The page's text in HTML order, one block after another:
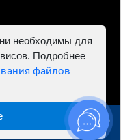
781302555843,
- Автосервис "Евро
необходимы для
Подробнее
файлов